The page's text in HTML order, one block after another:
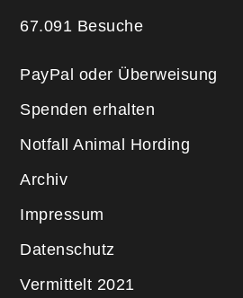
67.091 Besuche
PayPal oder Überweisung
Spenden erhalten
Notfall Animal Hording
Archiv
Impressum
Datenschutz
Vermittelt 2021